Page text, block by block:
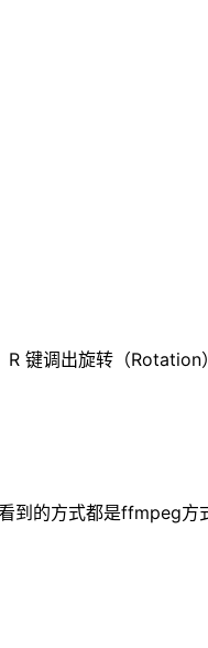
键调出旋转（Rotation
的方式都是ffmpeg方